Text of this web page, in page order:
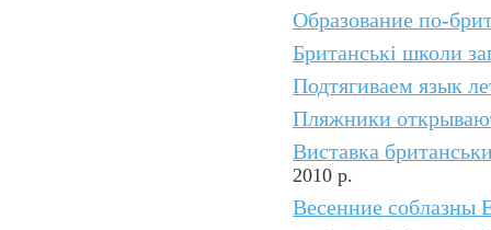
Образование по-
Британські школи
Подтягиваем язык
Пляжники
Виставка
2010 р.
Весенние соблазны